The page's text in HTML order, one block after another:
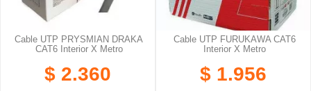
Cable UTP PRYSMIAN DRAKA
CAT6 Interior X Metro
$ 2.360
Cable UTP FURUKAWA CAT6
Interior X Metro
$ 1.956